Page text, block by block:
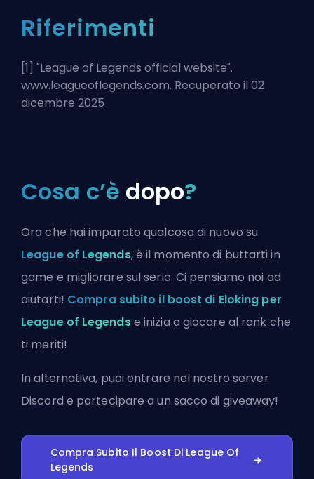
Riferimenti
[1] "League of Legends official website".
www.leagueoflegends.com. Recuperato il 02
dicembre 2025
Cosa c’è dopo?
Ora che hai imparato qualcosa di nuovo su
League of Legends, è il momento di buttarti in
game e migliorare sul serio. Ci pensiamo noi ad
aiutarti! Compra subito il boost di Eloking per
League of Legendse inizia a giocare al rank che
ti meriti!
In alternativa, puoientrare nel nostro server
Discord e partecipare a un sacco di giveaway!
Compra Subito Il Boost Di League Of
Legends